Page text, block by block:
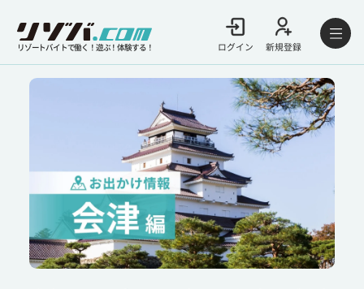
リゾートバイトで働く！遊ぶ！体験する！ ログイン 新規登録